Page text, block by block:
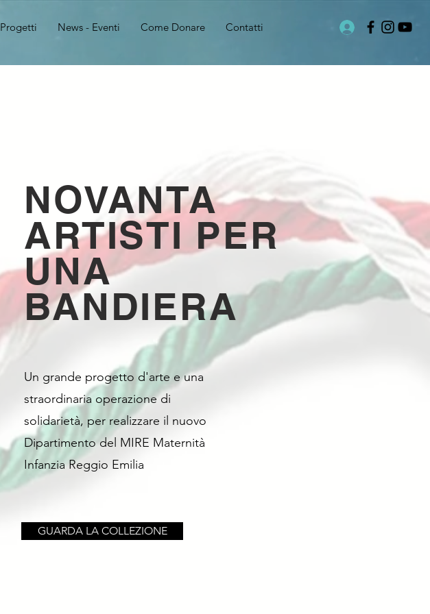
Progetti News - Eventi Come Donare Contatti
NOVANTA
ARTISTI PER
UNA
BANDIERA
Un grande progetto d'arte e una
straordinaria operazione di
solidarietà, per realizzare il nuovo
Dipartimento del MIRE Maternità
Infanzia Reggio Emilia
GUARDA LA COLLEZIONE